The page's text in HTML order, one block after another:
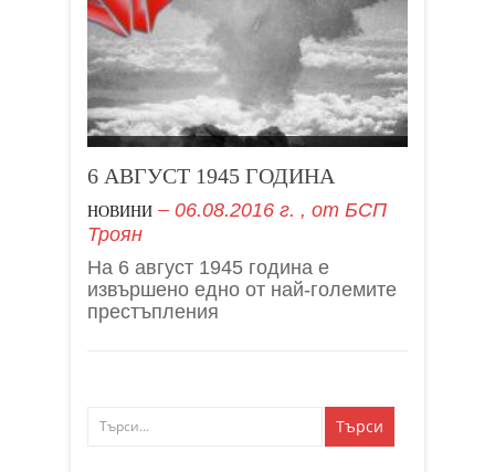
6 АВГУСТ 1945 ГОДИНА
НОВИНИ 06.08.2016 г. , от БСП
Троян
На 6 август 1945 година е
извършено едно от най-големите
престъпления